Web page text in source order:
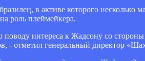
в активе которого
роль плеймейкера.
интереса к Жадсону со
- отметил генеральный директор